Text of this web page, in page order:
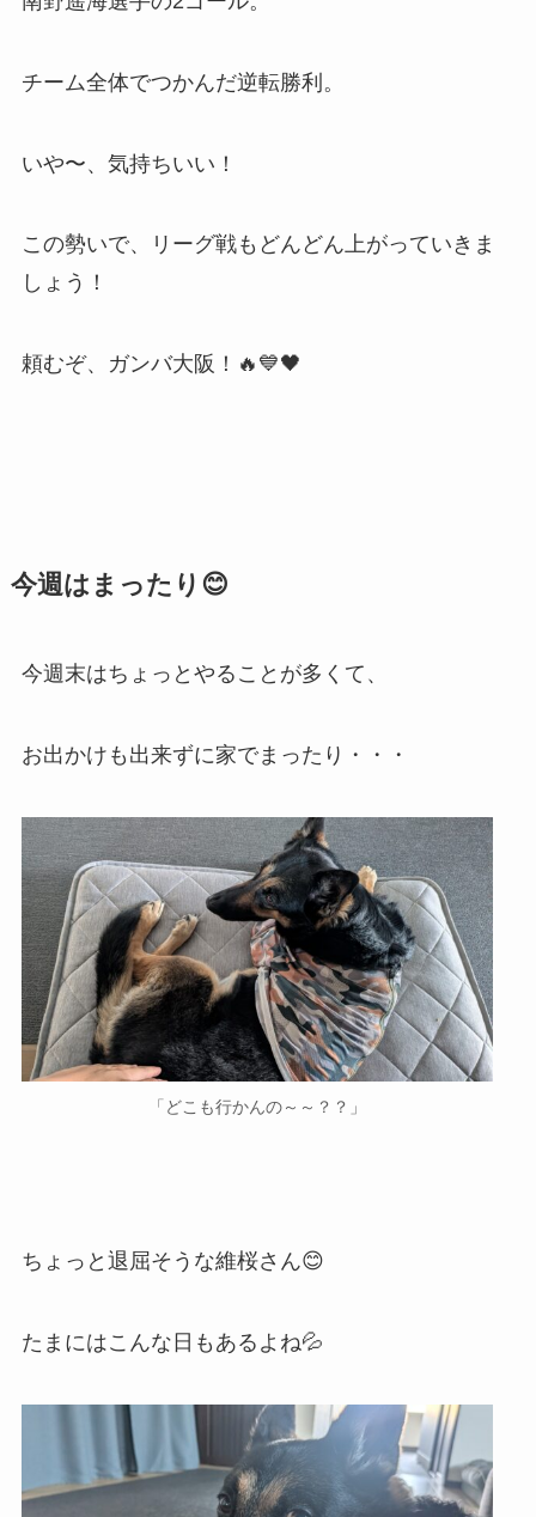
チーム全体でつかんだ逆転勝利。
いや〜、気持ちいい！
この勢いで、リーグ戦もどんどん上がっていきま
しょう！
頼むぞ、ガンバ大阪！🔥💙🖤
今週はまったり😊
今週末はちょっとやることが多くて、
お出かけも出来ずに家でまったり・・・
「どこも行かんの～～？？」
ちょっと退屈そうな維桜さん😊
たまにはこんな日もあるよね💦